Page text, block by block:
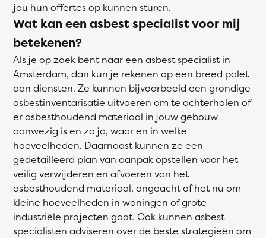
jou hun offertes op kunnen sturen.
Wat kan een asbest specialist voor mij
betekenen?
Als je op zoek bent naar een asbest specialist in
Amsterdam, dan kun je rekenen op een breed palet
aan diensten. Ze kunnen bijvoorbeeld een grondige
asbestinventarisatie uitvoeren om te achterhalen of
er asbesthoudend materiaal in jouw gebouw
aanwezig is en zo ja, waar en in welke
hoeveelheden. Daarnaast kunnen ze een
gedetailleerd plan van aanpak opstellen voor het
veilig verwijderen en afvoeren van het
asbesthoudend materiaal, ongeacht of het nu om
kleine hoeveelheden in woningen of grote
industriële projecten gaat. Ook kunnen asbest
specialisten adviseren over de beste strategieën om